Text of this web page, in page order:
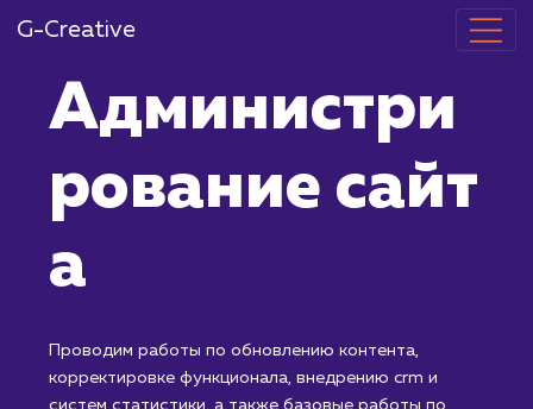
G-Creative
Администри
рование сайт
а
Проводим работы по обновлению контента,